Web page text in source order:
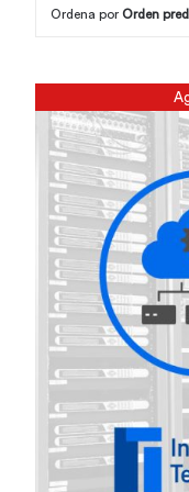
Ordena por Orden